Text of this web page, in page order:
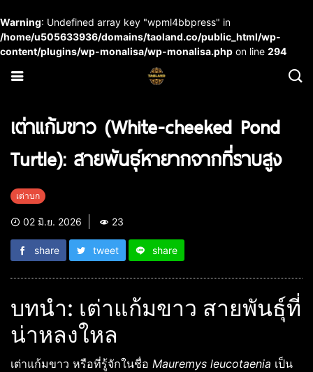
Warning: Undefined array key "wpml4bbpress" in
/home/u505633936/domains/taoland.co/public_html/wp-
content/plugins/wp-monalisa/wp-monalisa.php on line 294
เต่าแก้มขาว (White-cheeked Pond
Turtle): สายพันธุ์หายากจากที่ราบสูง
เต่าบก
02 มิ.ย. 2026 23
share tweet share
บทนำ: เต่าแก้มขาว สายพันธุ์ที่
น่าหลงใหล
เต่าแก้มขาว หรือที่รู้จักในชื่อ Mauremys leucotaenia เป็น